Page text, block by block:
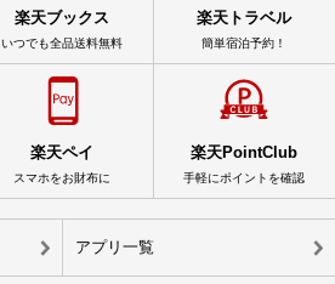
楽天ブックス
いつでも全品送料無料
楽天トラベル
簡単宿泊予約！
楽天ペイ
スマホをお財布に
楽天PointClub
手軽にポイントを確認
アプリ一覧